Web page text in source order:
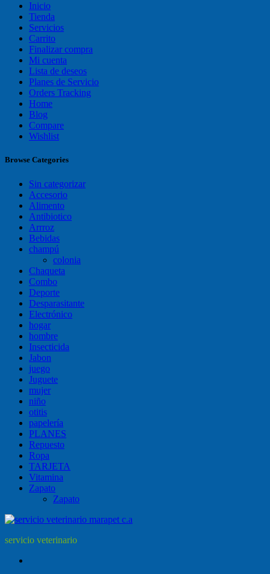
Inicio
Tienda
Servicios
Carrito
Finalizar compra
Mi cuenta
Lista de deseos
Planes de Servicio
Orders Tracking
Home
Blog
Compare
Wishlist
Browse Categories
Sin categorizar
Accesorio
Alimento
Antibiotico
Arrroz
Bebidas
champú
colonia
Chaqueta
Combo
Deporte
Desparasitante
Electrónico
hogar
hombre
Insecticida
Jabon
juego
Juguete
mujer
niño
otitis
papelería
PLANES
Repuesto
Ropa
TARJETA
Vitamina
Zapato
Zapato
servicio veterinario